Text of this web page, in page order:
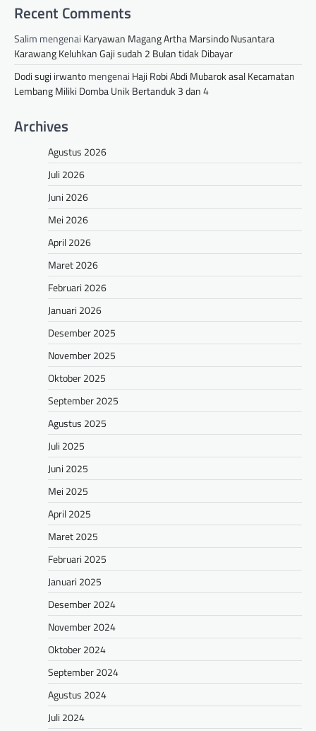
Recent Comments
Salim mengenai Karyawan Magang Artha Marsindo Nusantara
Karawang Keluhkan Gaji sudah 2 Bulan tidak Dibayar
Dodi sugi irwantomengenai Haji Robi Abdi Mubarok asal Kecamatan
Lembang Miliki Domba Unik Bertanduk 3 dan 4
Archives
Agustus 2026
Juli 2026
Juni 2026
Mei 2026
April 2026
Maret 2026
Februari 2026
Januari 2026
Desember 2025
November 2025
Oktober 2025
September 2025
Agustus 2025
Juli 2025
Juni 2025
Mei 2025
April 2025
Maret 2025
Februari 2025
Januari 2025
Desember 2024
November 2024
Oktober 2024
September 2024
Agustus 2024
Juli 2024